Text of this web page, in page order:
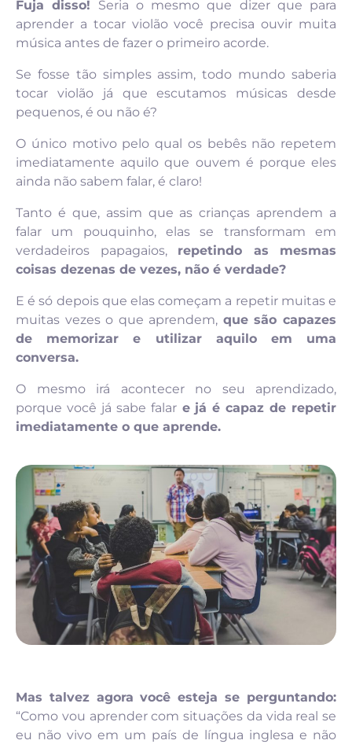
Fuja disso! Seria o mesmo que dizer que para
aprender a tocar violão você precisa ouvir muita
música antes de fazer o primeiro acorde.
Se fosse tão simples assim, todo mundo saberia
tocar violão já que escutamos músicas desde
pequenos, é ou não é?
O único motivo pelo qual os bebês não repetem
imediatamente aquilo que ouvem é porque eles
ainda não sabem falar, é claro!
Tanto é que, assim que as crianças aprendem a
falar um pouquinho, elas se transformam em
verdadeiros papagaios, repetindo as mesmas
coisas dezenas de vezes, não é verdade?
E é só depois que elas começam a repetir muitas e
muitas vezes o que aprendem, que são capazes
de memorizar e utilizar aquilo em uma
conversa.
O mesmo irá acontecer no seu aprendizado,
porque você já sabe falare já é capaz de repetir
imediatamente o que aprende.
Mas talvez agora você esteja se perguntando:
“Como vou aprender com situações da vida real se
eu não vivo em um país de língua inglesa e não